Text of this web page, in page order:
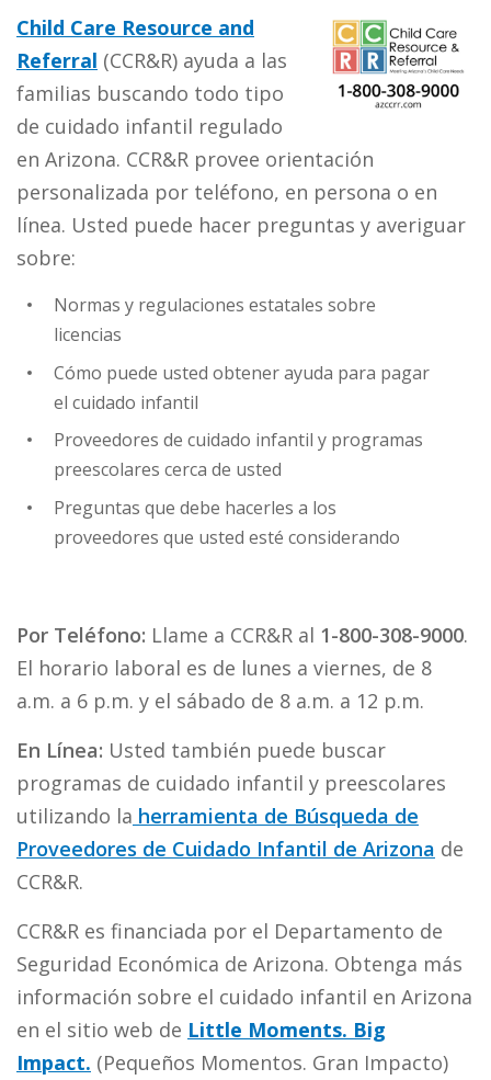
Child Care Resource and
Referral (CCR&R) ayuda a las
familias buscando todo tipo
de cuidado infantil regulado
en Arizona. CCR&R provee orientación
personalizada por teléfono, en persona o en
línea. Usted puede hacer preguntas y averiguar
sobre:
Normas y regulaciones estatales sobre
licencias
Cómo puede usted obtener ayuda para pagar
el cuidado infantil
Proveedores de cuidado infantil y programas
preescolares cerca de usted
Preguntas que debe hacerles a los
proveedores que usted esté considerando
Por Teléfono: Llame a CCR&R al 1-800-308-9000.
El horario laboral es de lunes a viernes, de 8
a.m. a 6 p.m. y el sábado de 8 a.m. a 12 p.m.
En Línea: Usted también puede buscar
programas de cuidado infantil y preescolares
utilizando la herramienta de Búsqueda de
Proveedores de Cuidado Infantil de Arizona de
CCR&R.
CCR&R es financiada por el Departamento de
Seguridad Económica de Arizona. Obtenga más
información sobre el cuidado infantil en Arizona
en el sitio web de Little Moments. Big
Impact. (Pequeños Momentos. Gran Impacto)